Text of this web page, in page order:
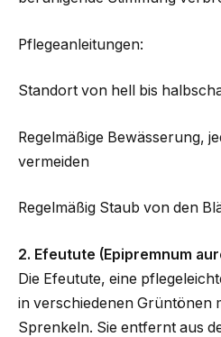
Pflegeanleitungen:
Standort von hell bis
Regelmäßige Bewässerung,
vermeiden
Regelmäßig Staub von den
2. Efeutute (Epipremnum
Die Efeutute, eine
in verschiedenen Grüntönen
Sprenkeln. Sie entfernt aus